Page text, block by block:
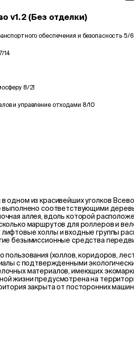
v1.2 (Без отделки)
обеспечения и безопасность 5/6
7/14
8/21
и управление отходами 8/10
одном из красивейших уголков
соответствующими
аллея, вдоль которой
маршрутов для роллеров и
холлы и входные группы
безымиссионные средства
(холлов, коридоров,
с подтвержденными
материалов, имеющих
жизни предусмотрена на
закрыта от посторонних